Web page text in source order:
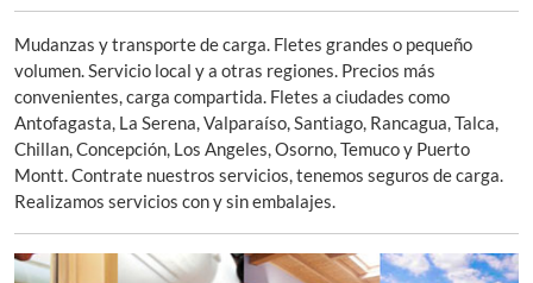
Mudanzas y transporte de carga. Fletes grandes o pequeño
volumen. Servicio local y a otras regiones. Precios más
convenientes, carga compartida. Fletes a ciudades como
Antofagasta, La Serena, Valparaíso, Santiago, Rancagua, Talca,
Chillan, Concepción, Los Angeles, Osorno, Temuco y Puerto
Montt. Contrate nuestros servicios, tenemos seguros de carga.
Realizamos servicios con y sin embalajes.